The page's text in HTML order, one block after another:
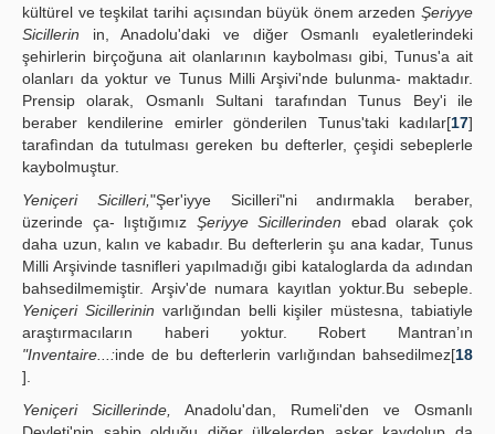
kültürel ve teşkilat tarihi açısından büyük önem arzeden Şeriyye
Sicillerin in, Anadolu'daki ve diğer Osmanlı eyaletlerindeki
şehirlerin birçoğuna ait olanlarının kaybolması gibi, Tunus'a ait
olanları da yoktur ve Tunus Milli Arşivi'nde bulunma- maktadır.
Prensip olarak, Osmanlı Sultani tarafından Tunus Bey'i ile
beraber kendilerine emirler gönderilen Tunus'taki kadılar[17]
tarafìndan da tutulması gereken bu defterler, çeşidi sebeplerle
kaybolmuştur.
Yeniçeri Sicilleri,"Şer'iyye Sicilleri"ni andırmakla beraber,
üzerinde ça- lıştığımız Şeriyye Sicillerinden ebad olarak çok
daha uzun, kalın ve kabadır. Bu defterlerin şu ana kadar, Tunus
Milli Arşivinde tasnifleri yapılmadığı gibi kataloglarda da adından
bahsedilmemiştir. Arşiv'de numara kayıtlan yoktur.Bu sebeple.
Yeniçeri Sicillerinin varlığından belli kişiler müstesna, tabiatiyle
araştırmacıların haberi yoktur. Robert Mantran’ın
"Inventaire...:inde de bu defterlerin varlığından bahsedilmez[18
].
Yeniçeri Sicillerinde,
Anadolu'dan, Rumeli'den ve Osmanlı